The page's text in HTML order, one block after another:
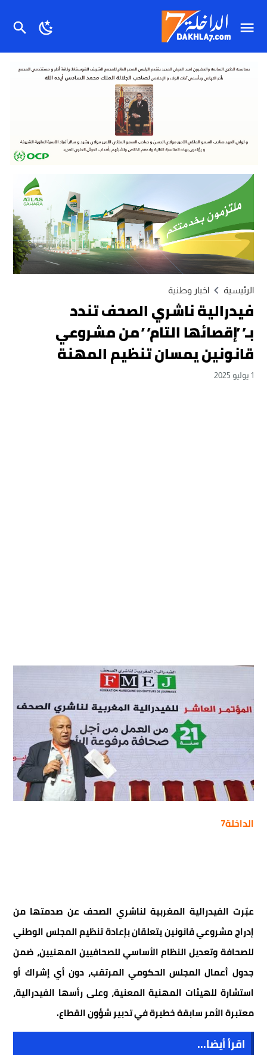
الرئيسية اخبار وطنية
فيدرالية ناشري الصحف تندد
بـ”إقصائها التام” من مشروعي
قانونين يمسان تنظيم المهنة
1 يوليو 2025
الداخلة7
عبّرت الفيدرالية المغربية لناشري الصحف عن صدمتها من
إدراج مشروعي قانونين يتعلقان بإعادة تنظيم المجلس الوطني
للصحافة وتعديل النظام الأساسي للصحافيين المهنيين، ضمن
جدول أعمال المجلس الحكومي المرتقب، دون أي إشراك أو
استشارة للهيئات المهنية المعنية، وعلى رأسها الفيدرالية،
معتبرة الأمر سابقة خطيرة في تدبير شؤون القطاع.
اقرأ أيضا...